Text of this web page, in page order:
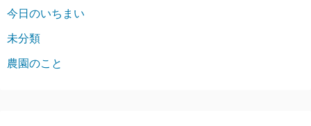
今日のいちまい
未分類
農園のこと